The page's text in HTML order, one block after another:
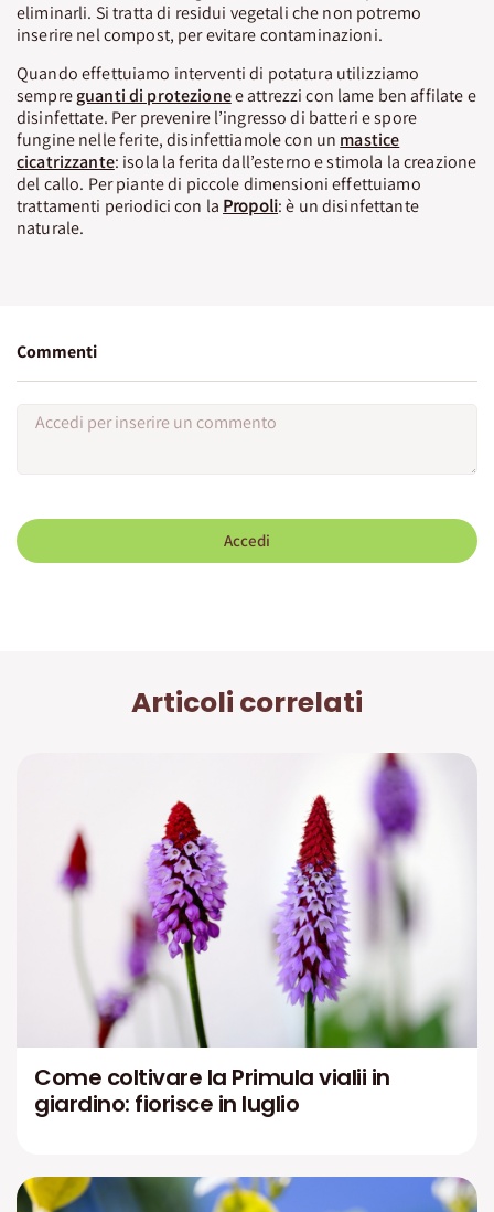
eliminarli. Si tratta di residui vegetali che non potremo
inserire nel compost, per evitare contaminazioni.
Quando effettuiamo interventi di potatura utilizziamo
sempreguanti di protezionee attrezzi con lame ben affilate e
disinfettate. Per prevenire l’ingresso di batteri e spore
fungine nelle ferite, disinfettiamole con un mastice
cicatrizzante: isola la ferita dall’esterno e stimola la creazione
del callo. Per piante di piccole dimensioni effettuiamo
trattamenti periodici con la Propoli: è un disinfettante
naturale.
Commenti
Accedi
Articoli correlati
Come coltivare la Primula vialii in
giardino: fiorisce in luglio